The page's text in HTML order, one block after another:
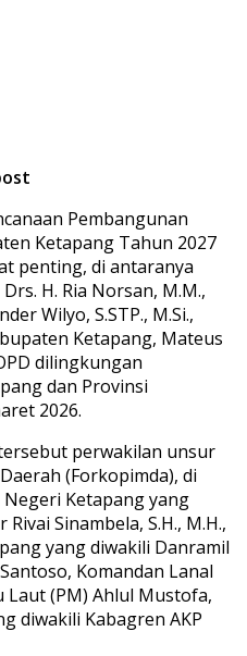
Pembangunan
Ketapang Tahun 2027
penting, di antaranya
H. Ria Norsan, M.M.,
Wilyo, S.STP., M.Si.,
Ketapang, Mateus
dilingkungan
dan Provinsi
2026.
perwakilan unsur
(Forkopimda), di
Ketapang yang
Sinambela, S.H., M.H.,
yang diwakili Danramil
Komandan Lanal
(PM) Ahlul Mustofa,
diwakili Kabagren AKP